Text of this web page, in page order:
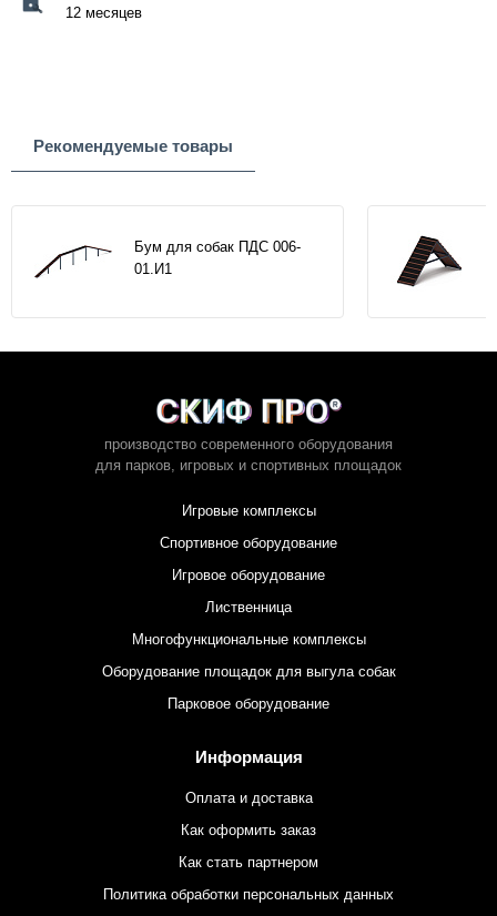
12 месяцев
Рекомендуемые товары
Бум для собак ПДС 006-
01.И1
производство современного оборудования
для парков, игровых и спортивных площадок
Игровые комплексы
Спортивное оборудование
Игровое оборудование
Лиственница
Многофункциональные комплексы
Оборудование площадок для выгула собак
Парковое оборудование
Информация
Оплата и доставка
Как оформить заказ
Как стать партнером
Политика обработки персональных данных